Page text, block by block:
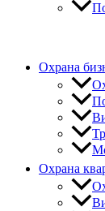
Охрана
Охрана